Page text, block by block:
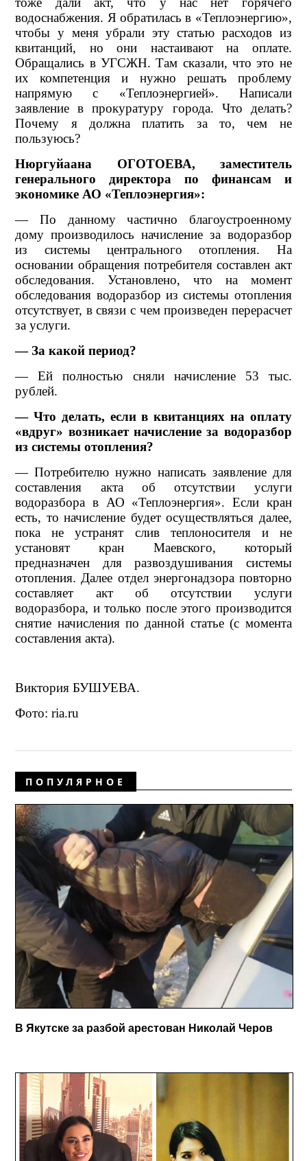
водоснабжения. Я обратилась в «Теплоэнергию»,
чтобы у меня убрали эту статью расходов из
квитанций, но они настаивают на оплате.
Обращались в УГСЖН. Там сказали, что это не
их компетенция и нужно решать проблему
напрямую с «Теплоэнергией». Написали
заявление в прокуратуру города. Что делать?
Почему я должна платить за то, чем не
пользуюсь?
Нюргуйаана ОГОТОЕВА, заместитель
генерального директора по финансам и
экономике АО «Теплоэнергия»:
— По данному частично благоустроенному
дому производилось начисление за водоразбор
из системы центрального отопления. На
основании обращения потребителя составлен акт
обследования. Установлено, что на момент
обследования водоразбор из системы отопления
отсутствует, в связи с чем произведен перерасчет
за услуги.
— За какой период?
— Ей полностью сняли начисление 53 тыс.
рублей.
— Что делать, если в квитанциях на оплату
«вдруг» возникает начисление за водоразбор
из системы отопления?
— Потребителю нужно написать заявление для
составления акта об отсутствии услуги
водоразбора в АО «Теплоэнергия». Если кран
есть, то начисление будет осуществляться далее,
пока не устранят слив теплоносителя и не
установят кран Маевского, который
предназначен для развоздушивания системы
отопления. Далее отдел энергонадзора повторно
составляет акт об отсутствии услуги
водоразбора, и только после этого производится
снятие начисления по данной статье (с момента
составления акта).
Виктория БУШУЕВА.
Фото: ria.ru
ПОПУЛЯРНОЕ
В Якутске за разбой арестован Николай Черов